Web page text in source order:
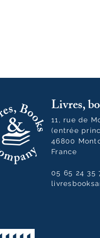
Livres,
11, rue de
(entrée
46800
France
05 65 24 35